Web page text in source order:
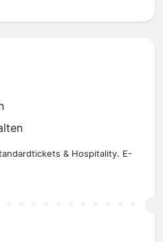
& Hospitality. E-